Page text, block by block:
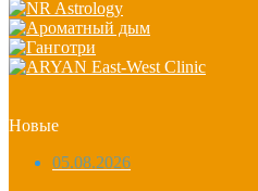
Новые
05.08.2026